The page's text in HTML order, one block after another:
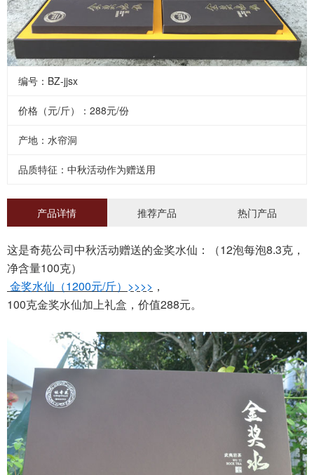
编号：BZ-jjsx
价格（元/斤）：288元/份
产地：水帘洞
品质特征：中秋活动作为赠送用
产品详情 推荐产品 热门产品
这是奇苑公司中秋活动赠送的金奖水仙：（12泡每泡8.3克，
净含量100克）
金奖水仙（1200元/斤）>>>> ，
100克金奖水仙加上礼盒，价值288元。